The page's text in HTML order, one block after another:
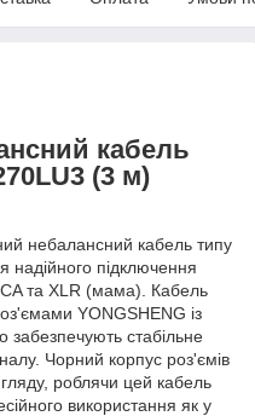
кабель
(3 м)
небалансний кабель типу
надійного підключення
та XLR (мама). Кабель
YONGSHENG із
стабільне
Чорний корпус роз'ємів
роблячи цей кабель
використання як у